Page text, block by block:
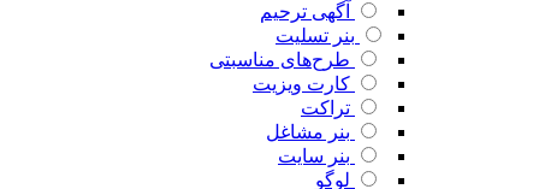
آگهی ترحیم
بنر تسلیت
طرح‌های مناسبتی
کارت ویزیت
تراکت
بنر مشاغل
بنر سایت
لوگو